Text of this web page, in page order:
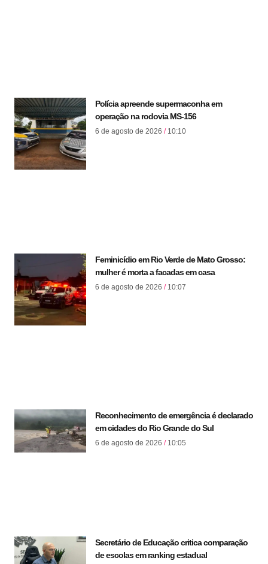
Polícia apreende supermaconha em
operação na rodovia MS-156
6 de agosto de 2026 10:10
Feminicídio em Rio Verde de Mato Grosso:
mulher é morta a facadas em casa
6 de agosto de 2026 10:07
Reconhecimento de emergência é declarado
em cidades do Rio Grande do Sul
6 de agosto de 2026 10:05
Secretário de Educação critica comparação
de escolas em ranking estadual